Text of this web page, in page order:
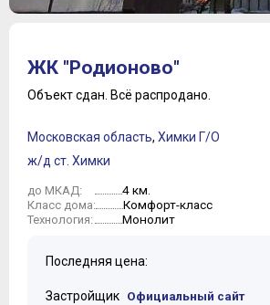
ЖК "Родионово"
Объект сдан. Всё распродано.
Московская область, Химки Г/О
ж/д ст. Химки
до МКАД: 4 км.
Класс дома: Комфорт-класс
Технология: Монолит
Последняя цена:
Застройщик Официальный сайт